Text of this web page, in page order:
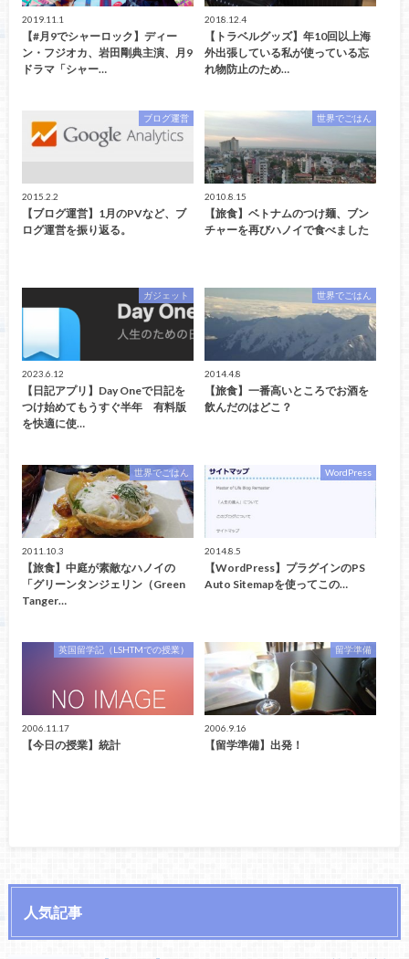
2019.11.1
【#月9でシャーロック】ディー
ン・フジオカ、岩田剛典主演、月9
ドラマ「シャー…
2018.12.4
【トラベルグッズ】年10回以上海
外出張している私が使っている忘
れ物防止のため…
ブログ運営
2015.2.2
【ブログ運営】1月のPVなど、ブ
ログ運営を振り返る。
世界でごはん
2010.8.15
【旅食】ベトナムのつけ麺、ブン
チャーを再びハノイで食べました
ガジェット
2023.6.12
【日記アプリ】Day Oneで日記を
つけ始めてもうすぐ半年 有料版
を快適に使…
世界でごはん
2014.4.8
【旅食】一番高いところでお酒を
飲んだのはどこ？
世界でごはん
2011.10.3
【旅食】中庭が素敵なハノイの
「グリーンタンジェリン（Green
Tanger…
WordPress
2014.8.5
【WordPress】プラグインのPS
Auto Sitemapを使ってこの…
英国留学記（LSHTMでの授業）
2006.11.17
【今日の授業】統計
留学準備
2006.9.16
【留学準備】出発！
人気記事